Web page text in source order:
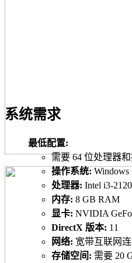
系统需求
最低配置:
需要 64 位处理器
操作系统: Windows
处理器: Intel i3-
内存: 8 GB RAM
显卡: NVIDIA
DirectX 版本: 11
网络: 宽带互联网
存储空间: 需要 20